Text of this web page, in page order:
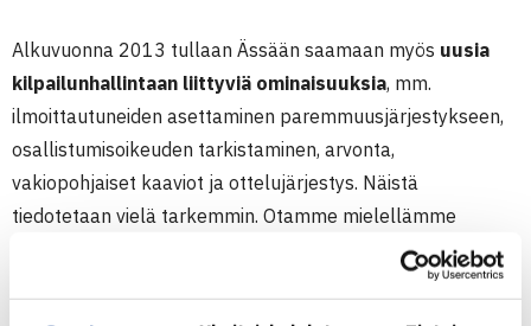
Alkuvuonna 2013 tullaan Ässään saamaan myös uusia
kilpailunhallintaan liittyviä ominaisuuksia, mm.
ilmoittautuneiden asettaminen paremmuusjärjestykseen,
osallistumisoikeuden tarkistaminen, arvonta,
vakiopohjaiset kaaviot ja ottelujärjestys. Näistä
tiedotetaan vielä tarkemmin. Otamme mielellämme
vastaan palautetta ja kehitysideoita Ässään liittyen!